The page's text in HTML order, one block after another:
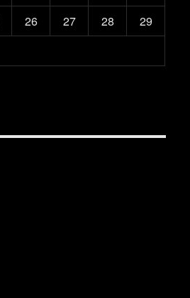
26 27 28
29